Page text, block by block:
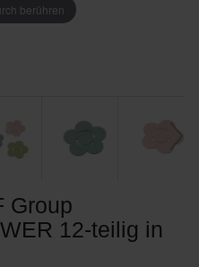
berühren
Group
12-teilig in